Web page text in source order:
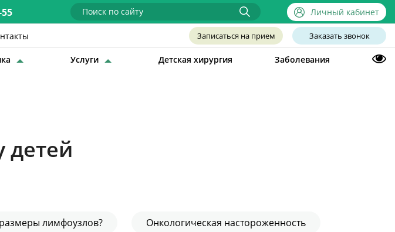
Личный кабинет
Записаться на прием Заказать звонок
Услуги Детская хирургия Заболевания
детей
лимфоузлов? Онкологическая настороженность